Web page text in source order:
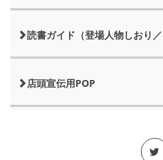
読書ガイド（登場人物しおり／
店頭宣伝用POP